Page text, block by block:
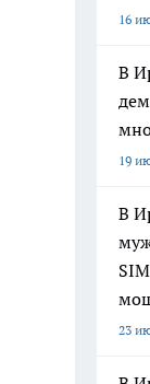
16
В
19
В
23